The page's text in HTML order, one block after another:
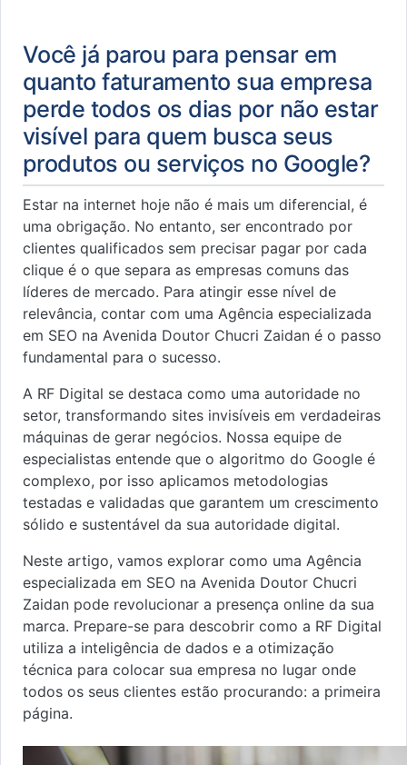
Você já parou para pensar em
quanto faturamento sua empresa
perde todos os dias por não estar
visível para quem busca seus
produtos ou serviços no Google?
Estar na internet hoje não é mais um diferencial, é
uma obrigação. No entanto, ser encontrado por
clientes qualificados sem precisar pagar por cada
clique é o que separa as empresas comuns das
líderes de mercado. Para atingir esse nível de
relevância, contar com uma Agência especializada
em SEO na Avenida Doutor Chucri Zaidan é o passo
fundamental para o sucesso.
A RF Digital se destaca como uma autoridade no
setor, transformando sites invisíveis em verdadeiras
máquinas de gerar negócios. Nossa equipe de
especialistas entende que o algoritmo do Google é
complexo, por isso aplicamos metodologias
testadas e validadas que garantem um crescimento
sólido e sustentável da sua autoridade digital.
Neste artigo, vamos explorar como uma Agência
especializada em SEO na Avenida Doutor Chucri
Zaidan pode revolucionar a presença online da sua
marca. Prepare-se para descobrir como a RF Digital
utiliza a inteligência de dados e a otimização
técnica para colocar sua empresa no lugar onde
todos os seus clientes estão procurando: a primeira
página.